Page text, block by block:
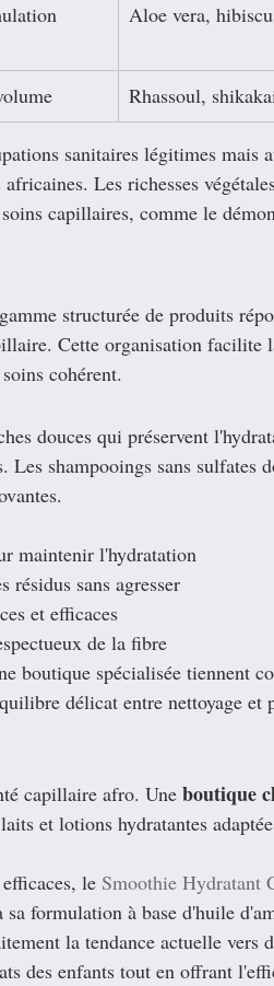
Aloe vera,
Rhassoul,
sanitaires légitimes mais
Les richesses
capillaires, comme le
structurée de produits
Cette organisation facilite
cohérent.
douces qui préservent
shampooings sans sulfates
maintenir l'hydratation
résidus sans agresser
et efficaces
de la fibre
boutique spécialisée tiennent
délicat entre nettoyage et
capillaire afro. Une boutique
et lotions hydratantes
le Smoothie Hydratant
formulation à base d'huile
la tendance actuelle vers
des enfants tout en offrant